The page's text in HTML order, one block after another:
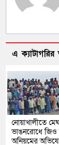
এ
নোয়াখালীতে
ভাঙনরোধে জিও
অনিয়মের